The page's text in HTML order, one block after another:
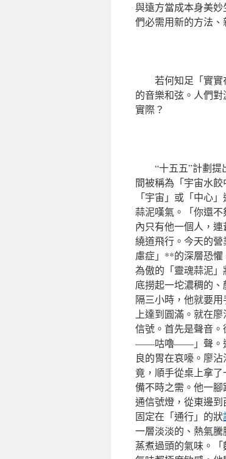
與遠方當成本身美
們必需用新的方法、
若何知足「實
的音樂和弦。人們
實際？
“十五五”計劃
間被稱為「宇宙水
「宇宙」或「中心
蒜泥嘆氣。「你還
內只有他一個人，
繞道飛行。今天的
慮症」**的深層恐懼
為傲的「靈魂蒜泥
底撈起一坨濃稠的
隔三小時，他就要
上達到圓滿。就在
信號。首先是聲音
——咕嚕——」聲。這
良的胃在哀嚎。廖
竟，順手從桌上拿
備不時之需。他一
通信號燈，從東邊
固定在「通行」的狀
一層淡淡的、熱氣
蒸煮過頭的氣味。